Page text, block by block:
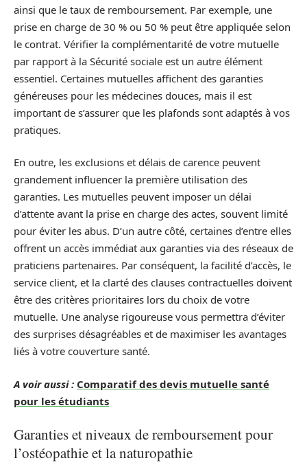
ainsi que le taux de remboursement. Par exemple, une
prise en charge de 30 % ou 50 % peut être appliquée selon
le contrat. Vérifier la complémentarité de votre mutuelle
par rapport à la Sécurité sociale est un autre élément
essentiel. Certaines mutuelles affichent des garanties
généreuses pour les médecines douces, mais il est
important de s’assurer que les plafonds sont adaptés à vos
pratiques.
En outre, les exclusions et délais de carence peuvent
grandement influencer la première utilisation des
garanties. Les mutuelles peuvent imposer un délai
d’attente avant la prise en charge des actes, souvent limité
pour éviter les abus. D’un autre côté, certaines d’entre elles
offrent un accès immédiat aux garanties via des réseaux de
praticiens partenaires. Par conséquent, la facilité d’accès, le
service client, et la clarté des clauses contractuelles doivent
être des critères prioritaires lors du choix de votre
mutuelle. Une analyse rigoureuse vous permettra d’éviter
des surprises désagréables et de maximiser les avantages
liés à votre couverture santé.
A voir aussi : Comparatif des devis mutuelle santé
pour les étudiants
Garanties et niveaux de remboursement pour
l’ostéopathie et la naturopathie